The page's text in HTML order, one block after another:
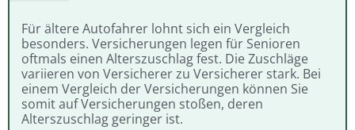
Für ältere Autofahrer lohnt sich ein Vergleich
besonders. Versicherungen legen für Senioren
oftmals einen Alterszuschlag fest. Die Zuschläge
variieren von Versicherer zu Versicherer stark. Bei
einem Vergleich der Versicherungen können Sie
somit auf Versicherungen stoßen, deren
Alterszuschlag geringer ist.